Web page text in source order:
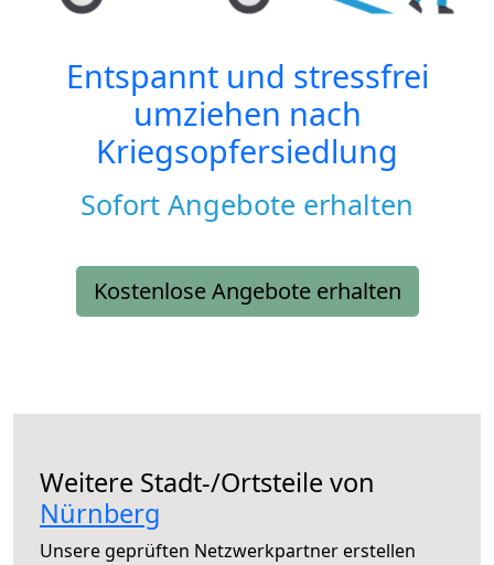
Entspannt und stressfrei
umziehen nach
Kriegsopfersiedlung
Sofort Angebote erhalten
Kostenlose Angebote erhalten
Weitere Stadt-/Ortsteile von
Nürnberg
Unsere geprüften Netzwerkpartner erstellen